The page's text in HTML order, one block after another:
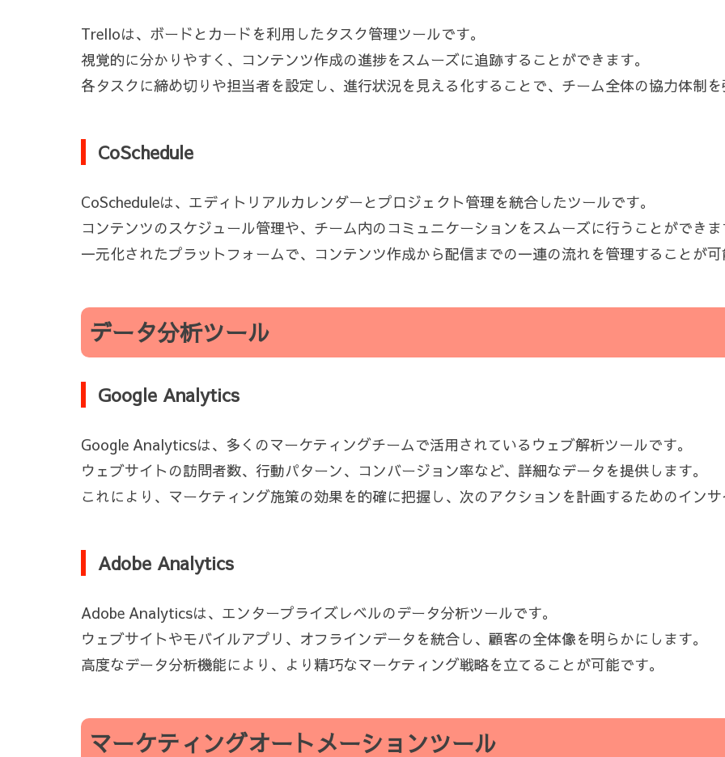
Trelloは、ボードとカードを利用したタスク管理ツールです。
視覚的に分かりやすく、コンテンツ作成の進捗をスムーズに追跡することができます。
各タスクに締め切りや担当者を設定し、進行状況を見える化することで、チーム全体の協力体制
CoSchedule
CoScheduleは、エディトリアルカレンダーとプロジェクト管理を統合したツールです。
コンテンツのスケジュール管理や、チーム内のコミュニケーションをスムーズに行うことができ
一元化されたプラットフォームで、コンテンツ作成から配信までの一連の流れを管理することが
データ分析ツール
Google Analytics
Google Analyticsは、多くのマーケティングチームで活用されているウェブ解析ツールです。
ウェブサイトの訪問者数、行動パターン、コンバージョン率など、詳細なデータを提供します。
これにより、マーケティング施策の効果を的確に把握し、次のアクションを計画するためのイン
Adobe Analytics
Adobe Analyticsは、エンタープライズレベルのデータ分析ツールです。
ウェブサイトやモバイルアプリ、オフラインデータを統合し、顧客の全体像を明らかにします。
高度なデータ分析機能により、より精巧なマーケティング戦略を立てることが可能です。
マーケティングオートメーションツール